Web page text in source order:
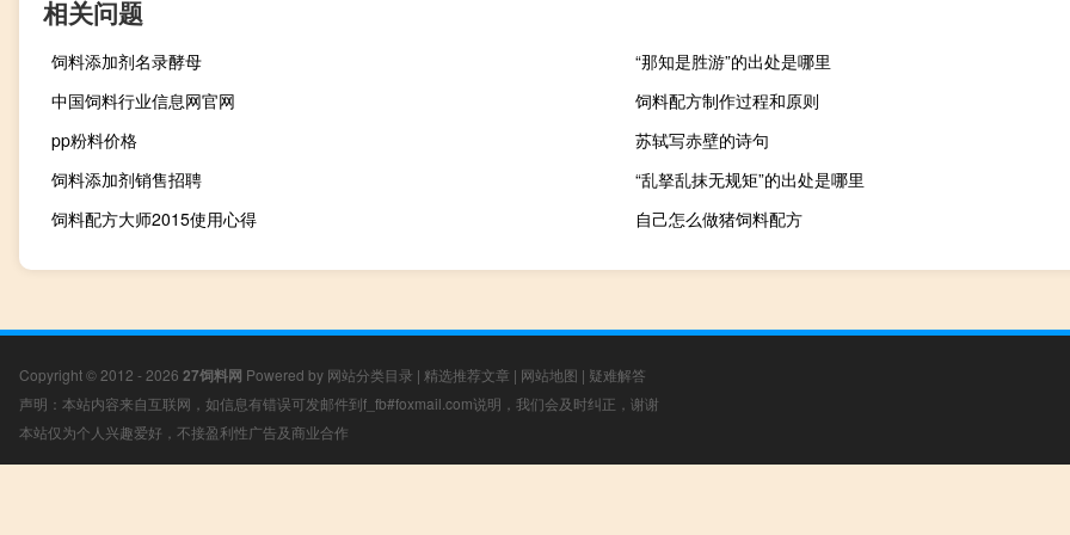
相关问题
饲料添加剂名录酵母
“那知是胜游”的出处是哪里
中国饲料行业信息网官网
饲料配方制作过程和原则
pp粉料价格
苏轼写赤壁的诗句
饲料添加剂销售招聘
“乱拏乱抹无规矩”的出处是哪里
饲料配方大师2015使用心得
自己怎么做猪饲料配方
Copyright © 2012 - 2026 27饲料网 Powered by 网站分类目录 | 精选推荐文章 | 网站地图 | 疑难解答
声明：本站内容来自互联网，如信息有错误可发邮件到f_fb#foxmail.com说明，我们会及时纠正，谢谢
本站仅为个人兴趣爱好，不接盈利性广告及商业合作